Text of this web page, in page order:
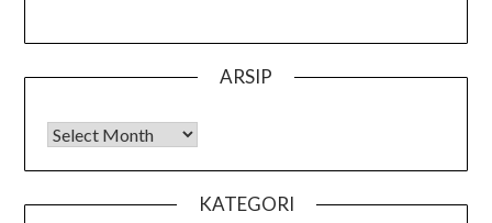
ARSIP
Arsip
KATEGORI